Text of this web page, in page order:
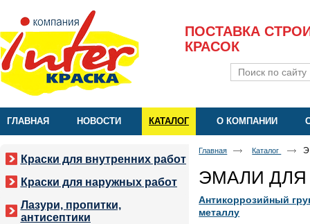
ПОСТАВКА
КРАСОК
ГЛАВНАЯ НОВОСТИ КАТАЛОГ О КОМПАНИИ
Краски для внутренних работ
Краски для наружных работ
Лазури, пропитки,
антисептики
Главная Каталог
ЭМАЛИ ДЛЯ
Антикоррозийный
металлу